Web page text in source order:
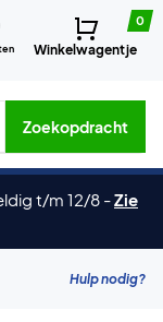
0
Winkelwagentje
etc.
Zoekopdracht
t/m 12/8 -Zie
Hulp nodig?